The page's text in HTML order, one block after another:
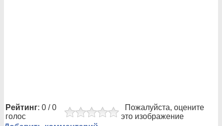
Рейтинг: 0 / 0
голос
Пожалуйста, оцените
это изображение